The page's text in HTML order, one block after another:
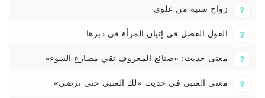
زواج سنية من علوي
القول الفصل في إتيان المرأة في دبرها
معنى حديث: «صنائع المعروف تقي مصارع السوء»
معنى العتبى في حديث «لك العتبى حتى ترضى»